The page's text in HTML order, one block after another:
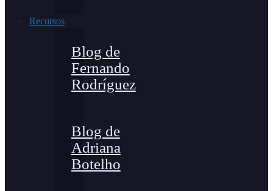
Recursos
Blog de
Fernando
Rodríguez
Blog de
Adriana
Botelho